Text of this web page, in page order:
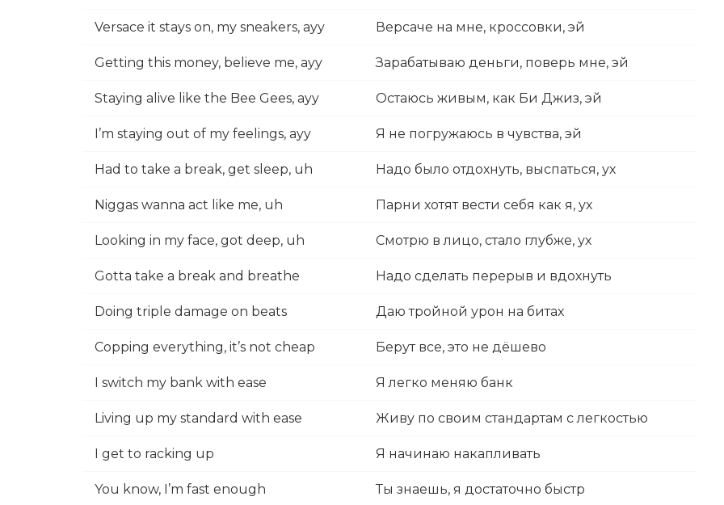
Versace it stays on, my sneakers, ayy Версаче на мне, кроссовки, эй
Getting this money, believe me, ayy Зарабатываю деньги, поверь мне, эй
Staying alive like the Bee Gees, ayy Остаюсь живым, как Би Джиз, эй
I’m staying out of my feelings, ayy Я не погружаюсь в чувства, эй
Had to take a break, get sleep, uh Надо было отдохнуть, выспаться, ух
Niggas wanna act like me, uh Парни хотят вести себя как я, ух
Looking in my face, got deep, uh Смотрю в лицо, стало глубже, ух
Gotta take a break and breathe Надо сделать перерыв и вдохнуть
Doing triple damage on beats Даю тройной урон на битах
Copping everything, it’s not cheap Берут все, это не дёшево
I switch my bank with ease Я легко меняю банк
Living up my standard with ease Живу по своим стандартам с легкостью
I get to racking up Я начинаю накапливать
You know, I’m fast enough Ты знаешь, я достаточно быстр